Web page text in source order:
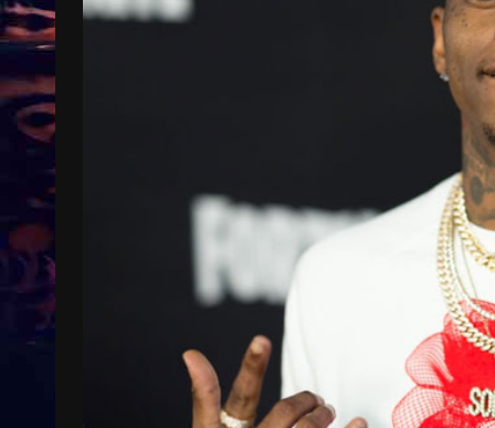
Treinkaartjes worden duurder,
abonnementen verdwijnen